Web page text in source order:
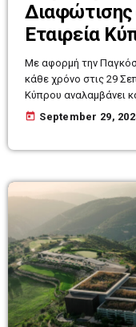
Διαφώτισης
Εταιρεία
Με αφορμή την
κάθε χρόνο στις 29
Κύπρου αναλαμβάνει
Παγκύπρια
την πρόληψη των
Παγκύπριου Ιατρικού
Εκστρατείας […]
today September 29,